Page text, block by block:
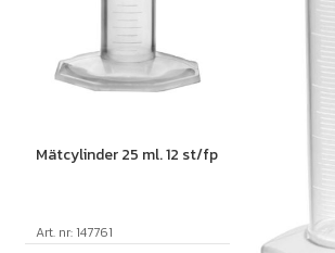
Mätcylinder 25 ml. 12 st/fp
Art. nr: 147761